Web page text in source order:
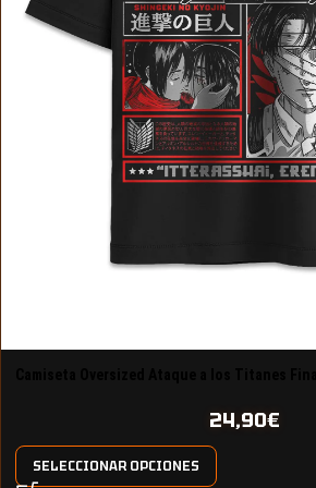
24,90€
SELECCIONAR OPCIONES